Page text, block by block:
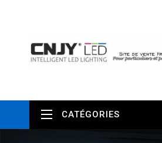
CATÉGORIES